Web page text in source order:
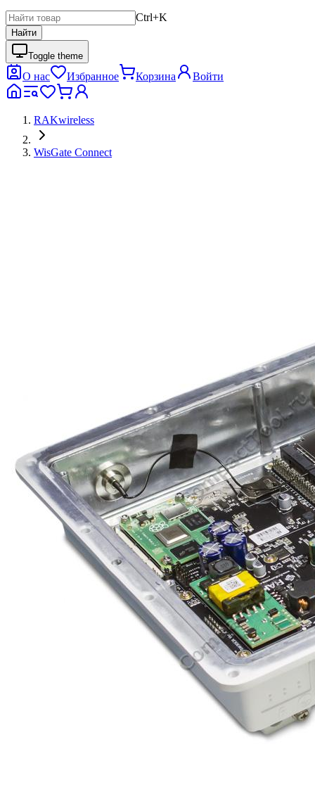
Ctrl+K
Найти
Toggle theme
О нас Избранное Корзина Войти
RAKwireless
WisGate Connect